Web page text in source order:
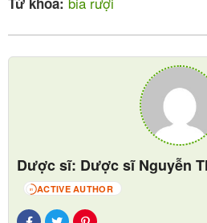
Theo hướng dẫn từ Tổ
nam giới nên không uống
ngày và phụ nữ không nên
trong một ngày. Một đơn vị
khoảng 14 gram cồn tinh
đương với một ly bia hơi
cồn trung bình khoảng 5%.
Dược sĩ: Dược sĩ Nguyễn
51 ACTIVE AUTHOR